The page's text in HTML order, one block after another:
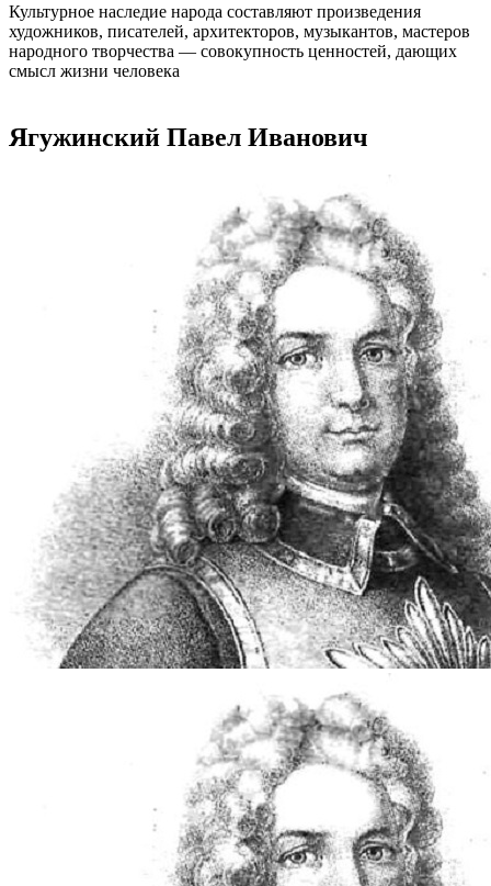
Культурное наследие народа составляют произведения
художников, писателей, архитекторов, музыкантов, мастеров
народного творчества ― совокупность ценностей, дающих
смысл жизни человека
Ягужинский Павел Иванович